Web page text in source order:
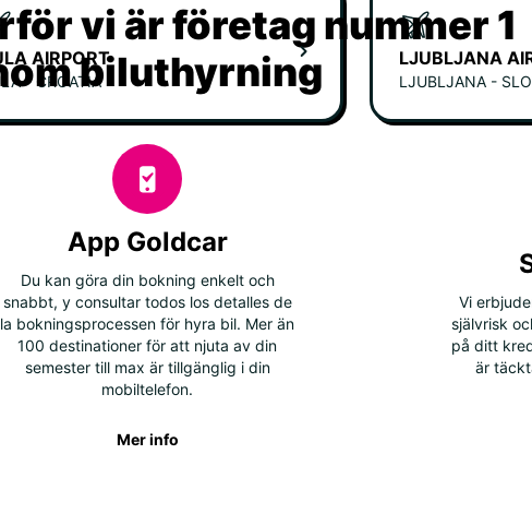
AIRPORT
- CROATIA
LJUBLJANA
LJUBLJANA -
vi är företag nummer 1
biluthyrning
App Goldcar
Du kan göra din bokning enkelt och
snabbt, y consultar todos los detalles de
la bokningsprocessen för hyra bil. Mer än
100 destinationer för att njuta av din
semester till max är tillgänglig i din
mobiltelefon.
Mer info
Vi
självrisk
på ditt
är